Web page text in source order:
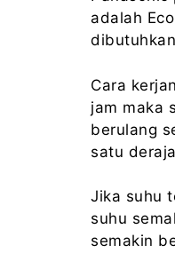
adalah
Cara
jam maka
berulang
satu
Jika suhu
suhu
semakin